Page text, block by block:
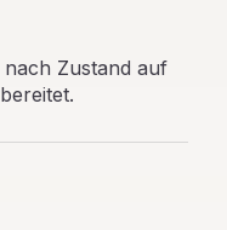
Zustand auf